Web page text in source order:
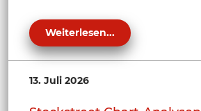
Weiterlesen...
13. Juli 2026